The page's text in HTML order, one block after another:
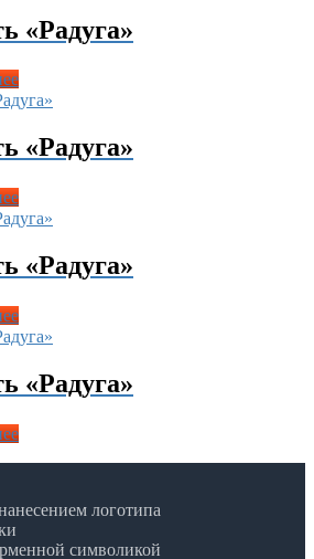
«Радуга»
«Радуга»
«Радуга»
«Радуга»
логотипа
символикой